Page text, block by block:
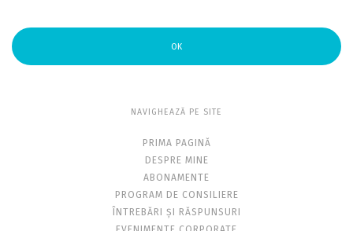
OK
NAVIGHEAZĂ PE SITE
PRIMA PAGINĂ
DESPRE MINE
ABONAMENTE
PROGRAM DE CONSILIERE
ÎNTREBĂRI ȘI RĂSPUNSURI